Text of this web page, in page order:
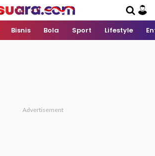
Bisnis Bola Sport Lifestyle